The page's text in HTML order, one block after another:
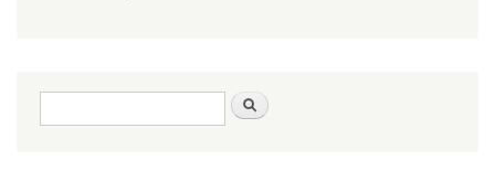
ฟอร์มค้นหา